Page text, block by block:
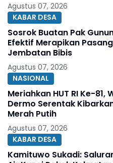
Agustus 07, 2026
KABAR DESA
Sosrok Buatan Pak
Efektif Merapikan
Jembatan Bibis
Agustus 07, 2026
NASIONAL
Meriahkan HUT RI Ke-81,
Dermo Serentak
Merah Putih
Agustus 07, 2026
KABAR DESA
Kamituwo Sukadi: